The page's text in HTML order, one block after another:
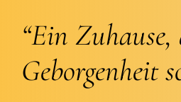
“Ein Zuhause,
Geborgenheit